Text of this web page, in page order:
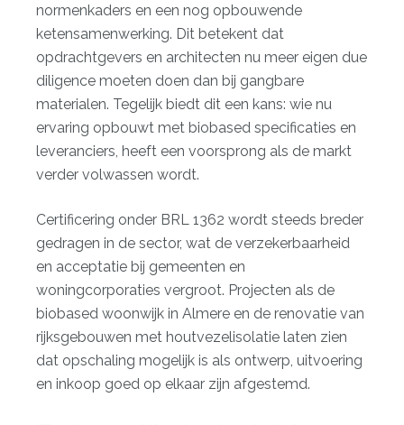
normenkaders en een nog opbouwende
ketensamenwerking. Dit betekent dat
opdrachtgevers en architecten nu meer eigen due
diligence moeten doen dan bij gangbare
materialen. Tegelijk biedt dit een kans: wie nu
ervaring opbouwt met biobased specificaties en
leveranciers, heeft een voorsprong als de markt
verder volwassen wordt.
Certificering onder BRL 1362 wordt steeds breder
gedragen in de sector, wat de verzekerbaarheid
en acceptatie bij gemeenten en
woningcorporaties vergroot. Projecten als de
biobased woonwijk in Almere en de renovatie van
rijksgebouwen met houtvezelisolatie laten zien
dat opschaling mogelijk is als ontwerp, uitvoering
en inkoop goed op elkaar zijn afgestemd.